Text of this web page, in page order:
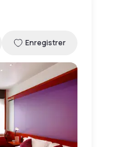
Enregistrer